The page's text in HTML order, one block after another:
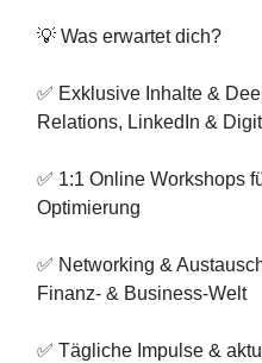
💡 Was erwartet dich?
✅ Exklusive Inhalte &
Relations, LinkedIn &
✅ 1:1 Online Workshops
Optimierung
✅ Networking &
Finanz- & Business-Welt
✅ Tägliche Impulse &